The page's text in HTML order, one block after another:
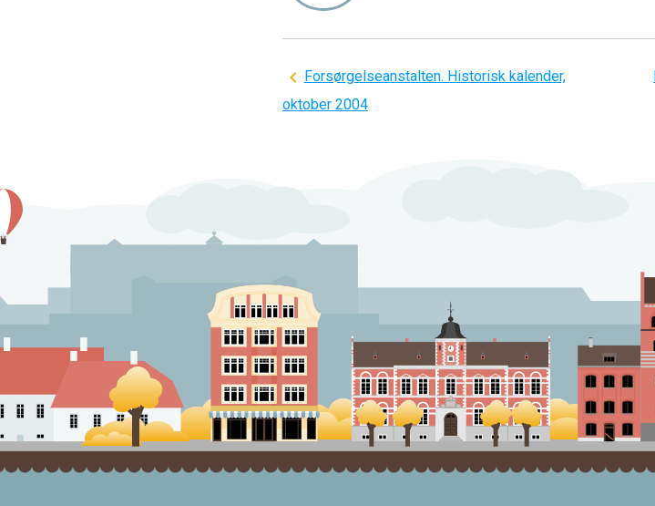
Indlægsnavigation
Forsørgelseanstalten. Historisk kalender,
oktober 2004